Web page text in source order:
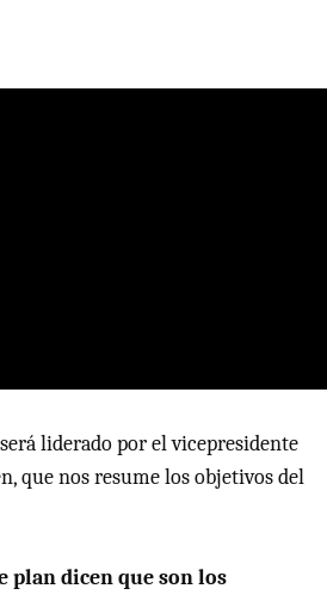
liderado por el vicepresidente
que nos resume los objetivos del
plan dicen que son los